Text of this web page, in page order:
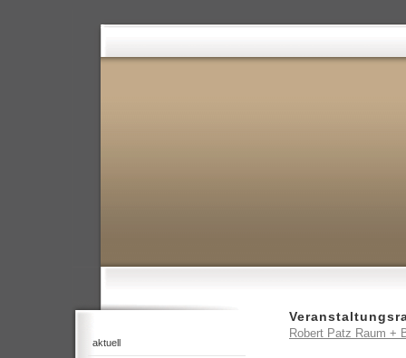
aktuell
Robert Patz Raum +